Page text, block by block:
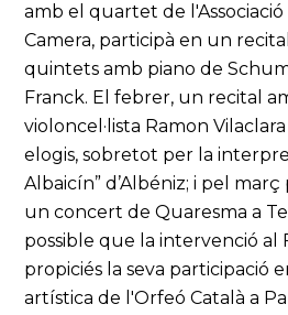
amb el quartet de l'Associació
Camera, participà en un
quintets amb piano de
Franck. El febrer, un recital
violoncel·lista Ramon
elogis, sobretot per la
Albaicín” d’Albéniz; i pel
un concert de Quaresma a
possible que la intervenció al
propiciés la seva participació
artística de l'Orfeó Català a